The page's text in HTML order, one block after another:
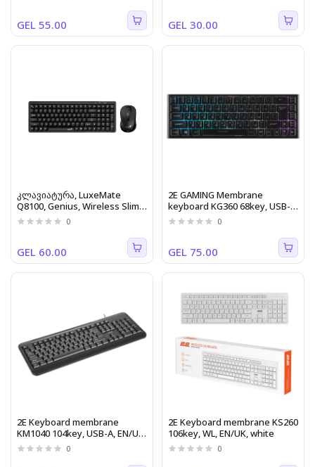
GEL 55.00 GEL 30.00
კლავიატურა, LuxeMate
Q8100, Genius, Wireless Slim
კლავიატურა + მაუსი, შავი
(Black).
0
GEL 60.00
2E GAMING Membrane
keyboard KG360 68key, USB-
A/WL, EN/UA/RU, RGB, black
0
GEL 75.00
2E Keyboard membrane
KM1040 104key, USB-A, EN/UK,
black
0
2E Keyboard membrane KS260
106key, WL, EN/UK, white
0